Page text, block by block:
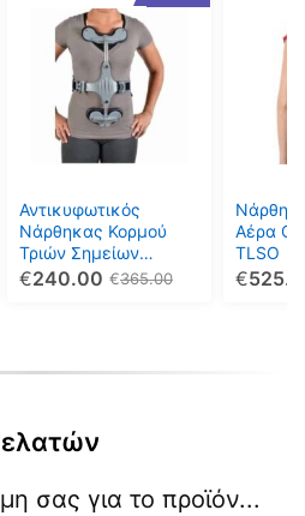
Αντικυφωτικός
Νάρθηκας Κορμού
Τριών Σημείων
NHYKO
365.00
€
240.00
€
προϊόν
πολλαπλές
παραλλαγές.
μπορούν
να
επιλεγούν
στη
Αέρα
TLSO
€
προϊόν
να
στη
σας για το προϊόν...